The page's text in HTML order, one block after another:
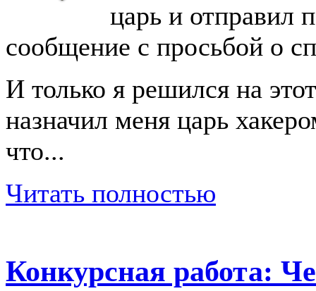
царь и отправил
сообщение с просьбой о
И только я решился на
назначил меня царь
что...
Читать полностью
Конкурсная работа: